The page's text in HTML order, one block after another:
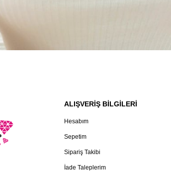
ALIŞVERİŞ BİLGİLERİ
Hesabım
Sepetim
Sipariş Takibi
İade Taleplerim